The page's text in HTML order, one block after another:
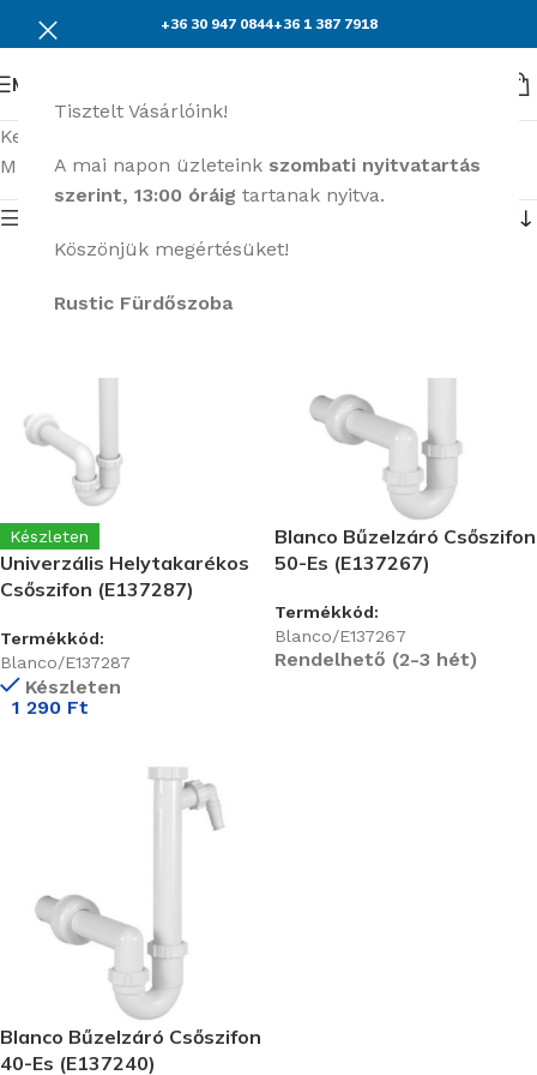
Tisztelt Vásárlóink!
A mai napon üzleteink szombati nyitvatartás
szerint, 13:00 óráig tartanak nyitva.
Köszönjük megértésüket!
Rustic Fürdőszoba
+36 30 947 0844+36 1 387 7918
Menü
Kezdőlap
Mind a(z) 3 találat megjelenítve
Készleten
Univerzális Helytakarékos
Csőszifon (E137287)
Termékkód:
Blanco/E137287
Készleten
Blanco Bűzelzáró Csőszifon
50-Es (E137267)
Termékkód:
Blanco/E137267
Rendelhető (2-3 hét)
1 290 Ft
Blanco Bűzelzáró Csőszifon
40-Es (E137240)